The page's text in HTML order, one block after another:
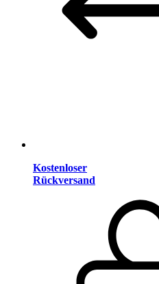
Kostenloser
Rückversand